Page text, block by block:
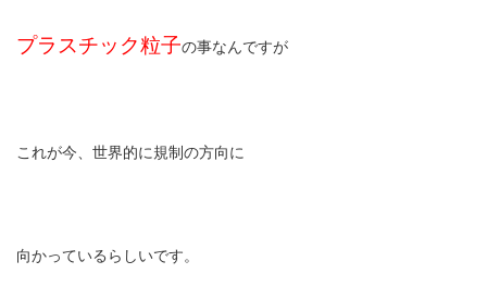
プラスチック粒子の事なんですが
これが今、世界的に規制の方向に
向かっているらしいです。